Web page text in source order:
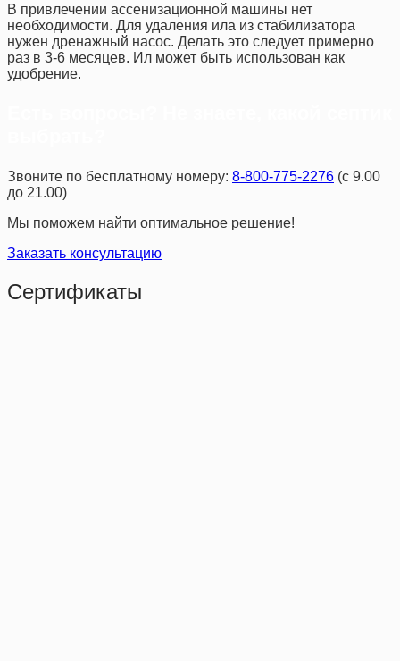
В привлечении ассенизационной машины нет
необходимости. Для удаления ила из стабилизатора
нужен дренажный насос. Делать это следует примерно
раз в 3-6 месяцев. Ил может быть использован как
удобрение.
Звоните по бесплатному номеру: 8-800-775-2276 (с 9.00
до 21.00)
Мы поможем найти оптимальное решение!
Заказать консультацию
Сертификаты